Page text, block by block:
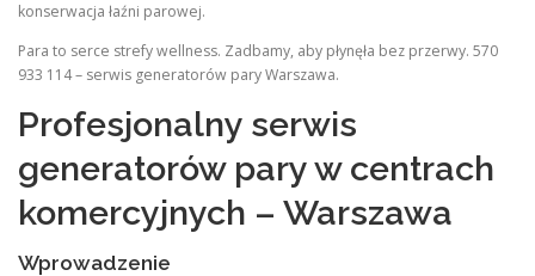
konserwacja łaźni parowej.
Para to serce strefy wellness. Zadbamy, aby płynęła bez przerwy. 570
933 114 – serwis generatorów pary Warszawa.
Profesjonalny serwis
generatorów pary w centrach
komercyjnych – Warszawa
Wprowadzenie